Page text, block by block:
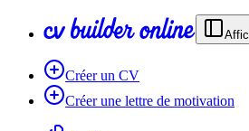
Créer un CV
Créer une lettre de motivation